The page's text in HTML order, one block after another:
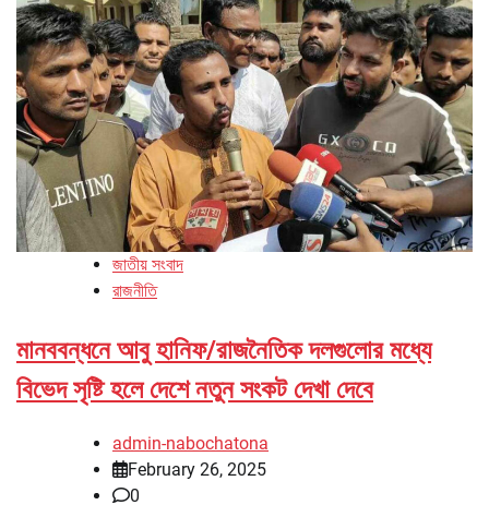
জাতীয় সংবাদ
রাজনীতি
মানববন্ধনে আবু হানিফ/রাজনৈতিক দলগুলোর মধ্যে
বিভেদ সৃষ্টি হলে দেশে নতুন সংকট দেখা দেবে
admin-nabochatona
February 26, 2025
0